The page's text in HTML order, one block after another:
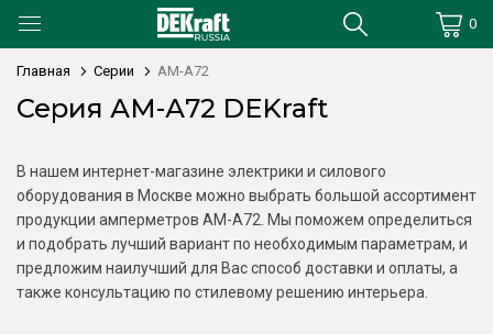
0
Главная Серии АМ-А72
Серия АМ-А72 DEKraft
В нашем интернет-магазине электрики и силового
оборудования в Москве можно выбрать большой ассортимент
продукции амперметров АМ-А72. Мы поможем определиться
и подобрать лучший вариант по необходимым параметрам, и
предложим наилучший для Вас способ доставки и оплаты, а
также консультацию по стилевому решению интерьера.